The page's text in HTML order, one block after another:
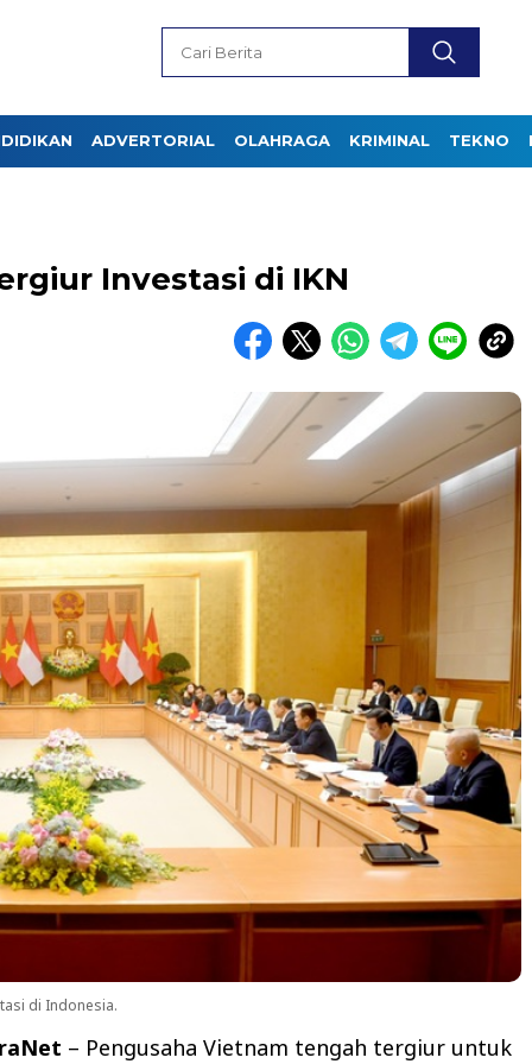
ADVERTORIAL OLAHRAGA KRIMINAL TEKNO
Investasi di IKN
di Indonesia.
– Pengusaha Vietnam tengah tergiur untuk